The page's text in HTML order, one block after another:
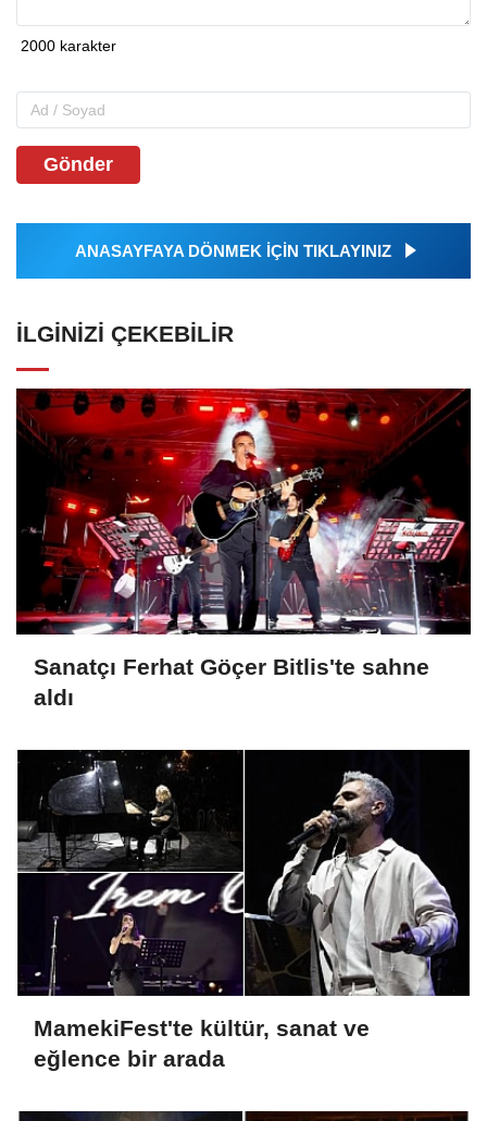
Gönder
ANASAYFAYA DÖNMEK İÇİN TIKLAYINIZ
İLGINIZI ÇEKEBILIR
Sanatçı Ferhat Göçer Bitlis'te sahne
aldı
MamekiFest'te kültür, sanat ve
eğlence bir arada